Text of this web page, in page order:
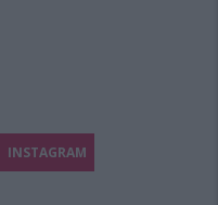
INSTAGRAM